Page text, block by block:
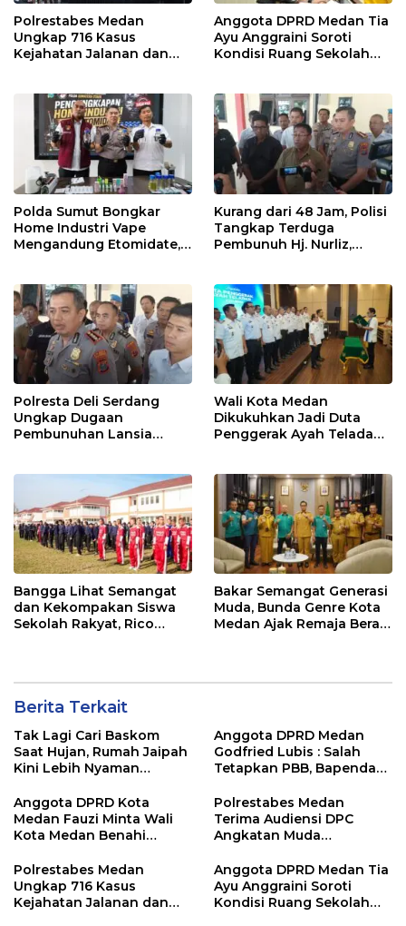
Polrestabes Medan
Ungkap 716 Kasus
Kejahatan Jalanan dan
Diamankan
Anggota DPRD Medan Tia
Ayu Anggraini Soroti
Kondisi Ruang Sekolah
Polda Sumut Bongkar
Home Industri Vape
Mengandung Etomidate,
Kurang dari 48 Jam, Polisi
Tangkap Terduga
Pembunuh Hj. Nurliz,
Polresta Deli Serdang
Ungkap Dugaan
Pembunuhan Lansia
Ditangkap
Wali Kota Medan
Dikukuhkan Jadi Duta
Penggerak Ayah Teladan,
Keluarga
Bangga Lihat Semangat
dan Kekompakan Siswa
Sekolah Rakyat, Rico
Bakar Semangat Generasi
Muda, Bunda Genre Kota
Medan Ajak Remaja Berani
Berita Terkait
Tak Lagi Cari Baskom
Saat Hujan, Rumah Jaipah
Kini Lebih Nyaman
Anggota DPRD Medan
Godfried Lubis : Salah
Tetapkan PBB, Bapenda
dan Bayar Denda ke Wajib
Pajak
Anggota DPRD Kota
Medan Fauzi Minta Wali
Kota Medan Benahi
Parkir
Polrestabes Medan
Terima Audiensi DPC
Angkatan Muda
Perkuat Sinergitas Jaga
Kamtibmas
Polrestabes Medan
Ungkap 716 Kasus
Kejahatan Jalanan dan
Anggota DPRD Medan Tia
Ayu Anggraini Soroti
Kondisi Ruang Sekolah